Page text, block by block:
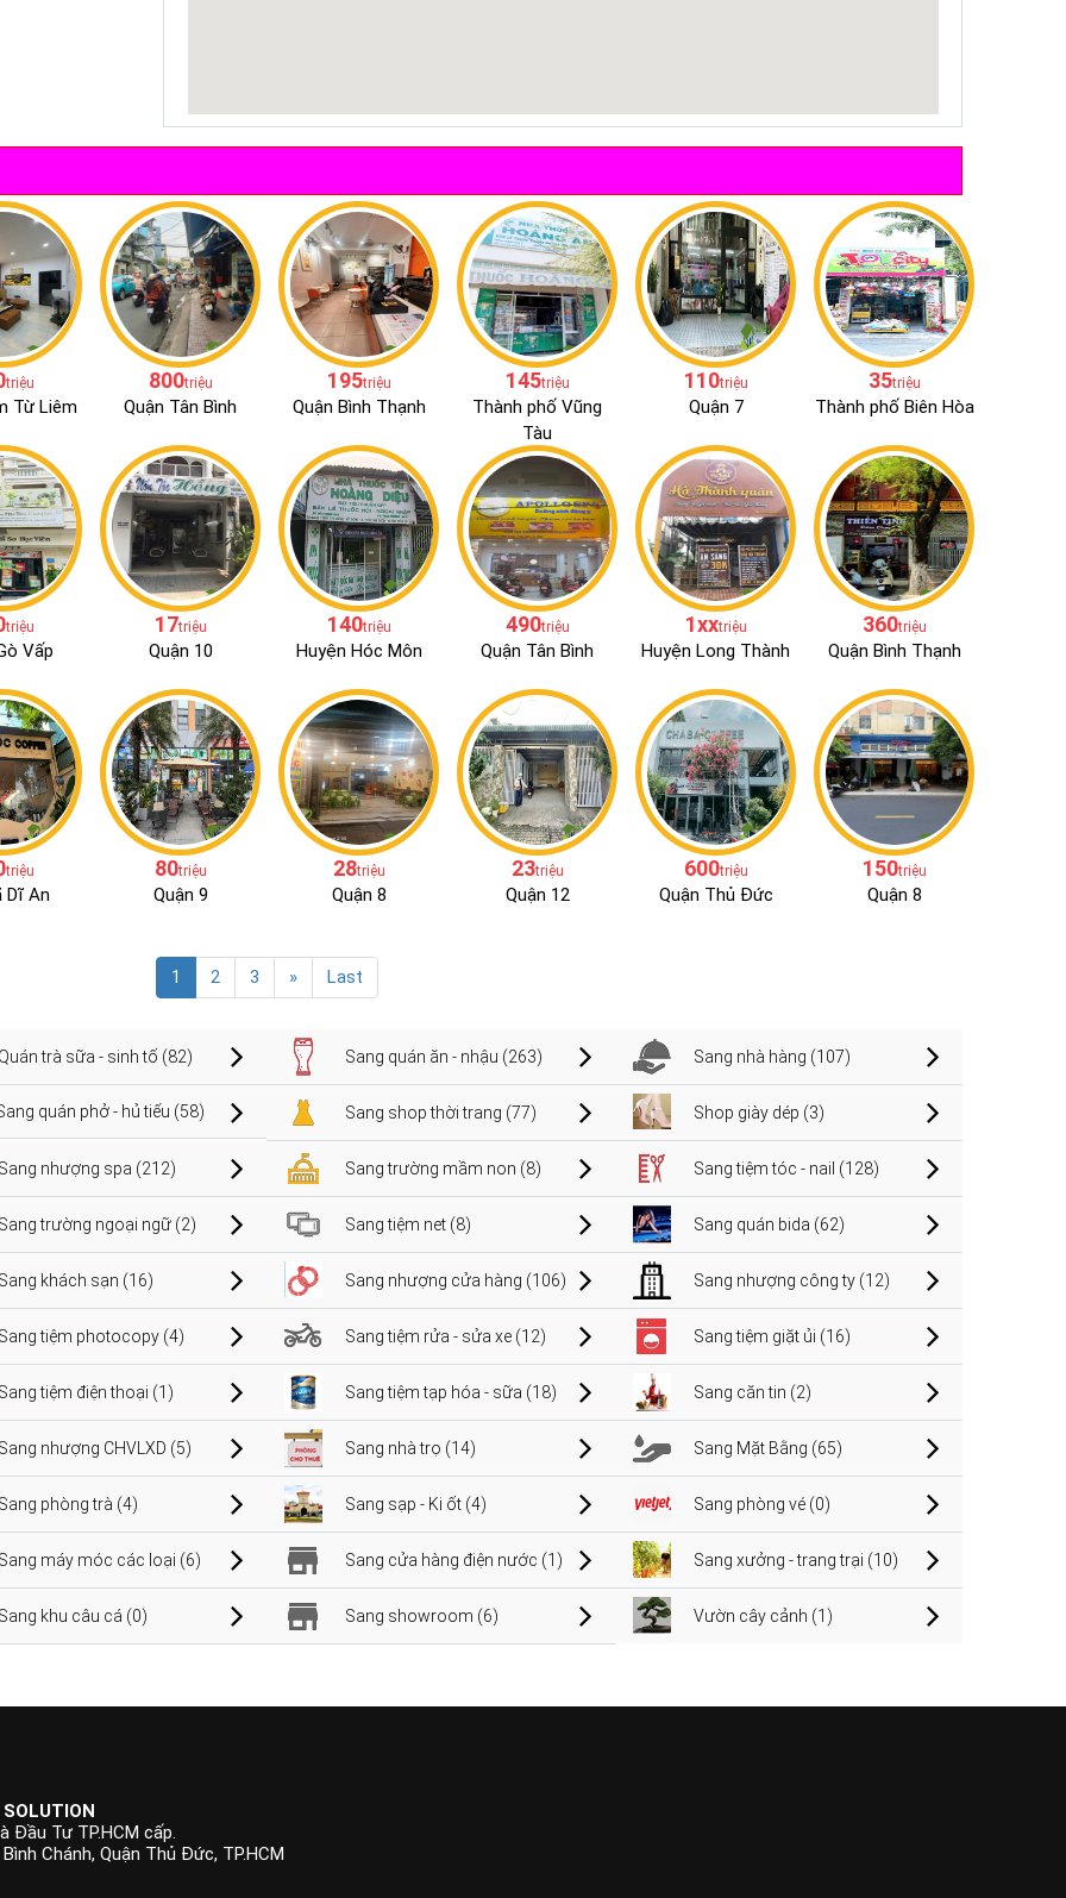
triệu
Từ Liêm
800triệu
Quận Tân Bình
195triệu
Quận Bình Thạnh
145triệu
Thành phố Vũng
Tàu
110triệu
Quận 7
35triệu
Thành phố Biên Hòa
triệu
Vấp
17triệu
Quận 10
140triệu
Huyện Hóc Môn
490triệu
Quận Tân Bình
1xxtriệu
Huyện Long Thành
360triệu
Quận Bình Thạnh
triệu
Dĩ An
80triệu
Quận 9
28triệu
Quận 8
23triệu
Quận 12
600triệu
Quận Thủ Đức
150triệu
Quận 8
1 2 3 » Last
trà sữa - sinh tố (82) Sang quán ăn - nhậu (263) Sang nhà hàng (107)
quán phở - hủ tiếu (58) Sang shop thời trang (77) Shop giày dép (3)
nhượng spa (212) Sang trường mầm non (8) Sang tiệm tóc - nail (128)
trường ngoại ngữ (2) Sang tiệm net (8) Sang quán bida (62)
khách sạn (16) Sang nhượng cửa hàng (106) Sang nhượng công ty (12)
tiệm photocopy (4) Sang tiệm rửa - sửa xe (12) Sang tiệm giặt ủi (16)
tiệm điện thoại (1) Sang tiệm tạp hóa - sữa (18) Sang căn tin (2)
nhượng CHVLXD (5) Sang nhà trọ (14) Sang Mặt Bằng (65)
phòng trà (4) Sang sạp - Ki ốt (4) Sang phòng vé (0)
máy móc các loại (6) Sang cửa hàng điện nước (1) Sang xưởng - trang trại (10)
khu câu cá (0) Sang showroom (6) Vườn cây cảnh (1)
Đầu Tư TP.HCM cấp.
Chánh, Quận Thủ Đức, TP.HCM